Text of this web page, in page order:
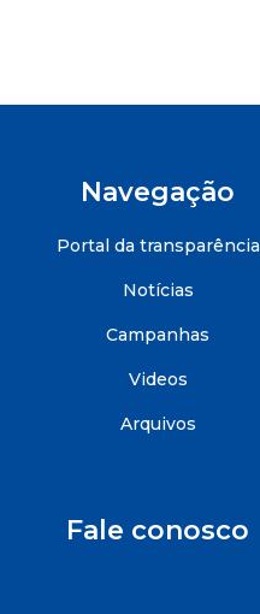
Navegação
Portal da transparência
Notícias
Campanhas
Videos
Arquivos
Fale conosco